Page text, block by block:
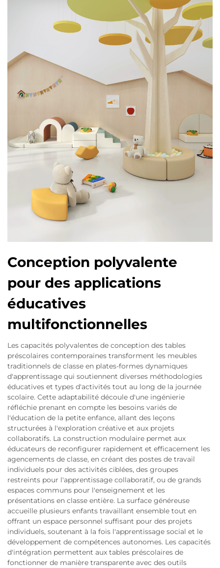
Conception polyvalente
pour des applications
éducatives
multifonctionnelles
Les capacités polyvalentes de conception des tables
préscolaires contemporaines transforment les meubles
traditionnels de classe en plates-formes dynamiques
d'apprentissage qui soutiennent diverses méthodologies
éducatives et types d'activités tout au long de la journée
scolaire. Cette adaptabilité découle d'une ingénierie
réfléchie prenant en compte les besoins variés de
l'éducation de la petite enfance, allant des leçons
structurées à l'exploration créative et aux projets
collaboratifs. La construction modulaire permet aux
éducateurs de reconfigurer rapidement et efficacement les
agencements de classe, en créant des postes de travail
individuels pour des activités ciblées, des groupes
restreints pour l'apprentissage collaboratif, ou de grands
espaces communs pour l'enseignement et les
présentations en classe entière. La surface généreuse
accueille plusieurs enfants travaillant ensemble tout en
offrant un espace personnel suffisant pour des projets
individuels, soutenant à la fois l'apprentissage social et le
développement de compétences autonomes. Les capacités
d'intégration permettent aux tables préscolaires de
fonctionner de manière transparente avec des outils